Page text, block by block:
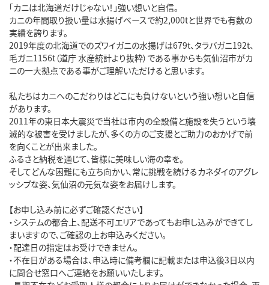
「カニは北海道だけじゃない！」強い想いと自信。
カニの年間取り扱い量は水揚げベースで約2,000tと世界でも有数の
実績を誇ります。
2019年度の北海道でのズワイガニの水揚げは679t、タラバガニ192t、
毛ガニ1156t（道庁 水産統計より抜粋）である事からも気仙沼市がカ
ニの一大拠点である事がご理解いただけると思います。
私たちはカニへのこだわりはどこにも負けないという強い想いと自信
があります。
2011年の東日本大震災で当社は市内の全設備と施設を失うという壊
滅的な被害を受けましたが、多くの方のご支援とご助力のおかげで前
を向くことが出来ました。
ふるさと納税を通じて、皆様に美味しい海の幸を。
そしてどんな困難にも立ち向かい、常に挑戦を続けるカネダイのアグレ
ッシブな姿、気仙沼の元気な姿をお届けします。
【お申し込み前に必ずご確認ください】
・システムの都合上、配送不可エリアであってもお申し込みができてし
まいますので、ご確認の上お申込みください。
・配達日の指定はお受けできません。
・不在日がある場合は、申込時に備考欄に記載または申込後3日以内
に問合せ窓口へご連絡をお願いいたします。